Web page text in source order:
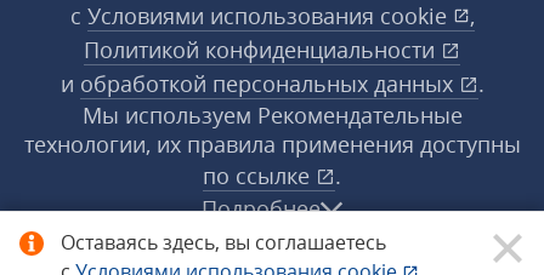
Оставаясь здесь, вы соглашаетесь
с Условиями использования cookie
,
Политикой конфиденциальности
и обработкой персональных данных
.
Мы используем Рекомендательные
технологии, их правила применения доступны
по ссылке
.
Подробнее